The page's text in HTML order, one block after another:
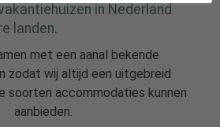
in Nederland
landen.
met een aanal bekende
zodat wij altijd een uitgebreid
soorten accommodaties kunnen
aanbieden.